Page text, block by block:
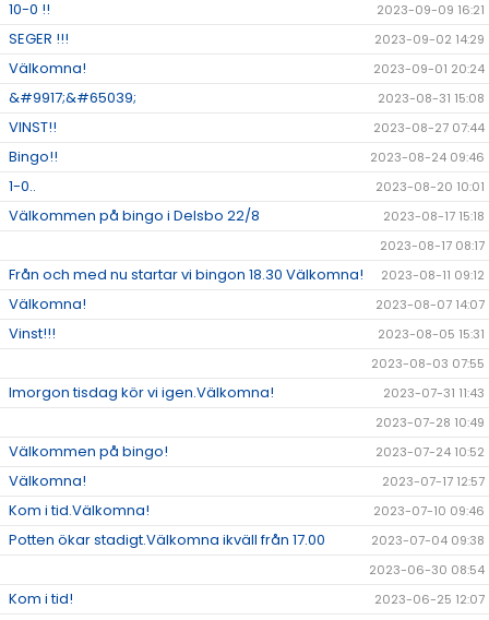
10-0 !! 2023-09-09 16:21
SEGER !!! 2023-09-02 14:29
Välkomna! 2023-09-01 20:24
&#9917;&#65039; 2023-08-31 15:08
VINST!! 2023-08-27 07:44
Bingo!! 2023-08-24 09:46
1-0.. 2023-08-20 10:01
Välkommen på bingo i Delsbo 22/8
2023-08-17 15:18
2023-08-17 08:17
Från och med nu startar vi bingon 18.30 Välkomna! 2023-08-11 09:12
Välkomna! 2023-08-07 14:07
Vinst!!!
2023-08-05 15:31
2023-08-03 07:55
Imorgon tisdag kör vi igen.Välkomna!
2023-07-31 11:43
2023-07-28 10:49
Välkommen på bingo! 2023-07-24 10:52
Välkomna! 2023-07-17 12:57
Kom i tid.Välkomna! 2023-07-10 09:46
Potten ökar stadigt.Välkomna ikväll från 17.00
2023-07-04 09:38
2023-06-30 08:54
Kom i tid! 2023-06-25 12:07